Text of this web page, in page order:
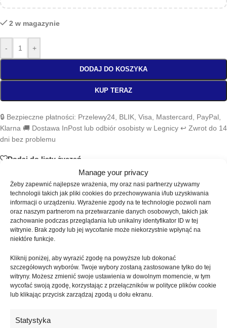
Manage your privacy
Żeby zapewnić najlepsze wrażenia, my oraz nasi partnerzy używamy
technologii takich jak pliki cookies do przechowywania i/lub uzyskiwania
informacji o urządzeniu. Wyrażenie zgody na te technologie pozwoli nam
oraz naszym partnerom na przetwarzanie danych osobowych, takich jak
zachowanie podczas przeglądania lub unikalny identyfikator ID w tej
witrynie. Brak zgody lub jej wycofanie może niekorzystnie wpłynąć na
niektóre funkcje.
Kliknij poniżej, aby wyrazić zgodę na powyższe lub dokonać
szczegółowych wyborów. Twoje wybory zostaną zastosowane tylko do tej
witryny. Możesz zmienić swoje ustawienia w dowolnym momencie, w tym
wycofać swoją zgodę, korzystając z przełączników w polityce plików cookie
lub klikając przycisk zarządzaj zgodą u dołu ekranu.
Statystyka
2 w magazynie
- +
DODAJ DO KOSZYKA
KUP TERAZ
🔒 Bezpieczne płatności: Przelewy24, BLIK, Visa, Mastercard, PayPal,
Klarna 🚚 Dostawa InPost lub odbiór osobisty w Legnicy ↩️ Zwrot do 14
dni bez problemu
Dodaj do listy życzeń
SKU:XNAIL-266
Kategoria: Lakiery hybrydowe
Znaczników: ciemny brązowy lakier hybrydowy, coffee break
collection, elegancki manicure, espresso noir lakier hybrydowy
hybrydy tipsi shop, klasyczny odcień lakieru, kryjący lakier do
nasycony lakier hybrydowy
Udostępnij:
Opis
Barwa łączy bardzo ciemne brązowe tony z niemal czarną głębią,